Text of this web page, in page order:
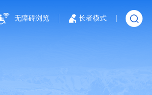
无障碍浏览 长者模式